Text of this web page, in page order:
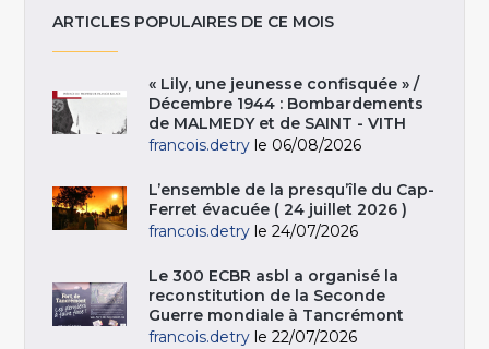
ARTICLES POPULAIRES DE CE MOIS
« Lily, une jeunesse confisquée » /
Décembre 1944 : Bombardements
de MALMEDY et de SAINT - VITH
francois.detry le 06/08/2026
L’ensemble de la presqu’île du Cap-
Ferret évacuée ( 24 juillet 2026 )
francois.detry le 24/07/2026
Le 300 ECBR asbl a organisé la
reconstitution de la Seconde
Guerre mondiale à Tancrémont
francois.detry le 22/07/2026